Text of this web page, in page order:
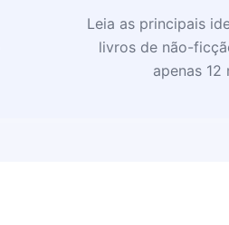
Leia as principais
livros de não-
apenas 12